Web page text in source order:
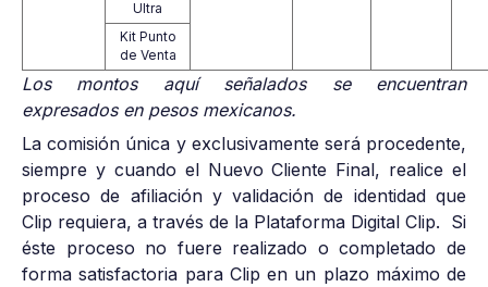
Ultra
Kit Punto
de Venta
Los montos aquí señalados se encuentran
expresados en pesos mexicanos.
La comisión única y exclusivamente será procedente,
siempre y cuando el Nuevo Cliente Final, realice el
proceso de afiliación y validación de identidad que
Clip requiera, a través de la Plataforma Digital Clip. Si
éste proceso no fuere realizado o completado de
forma satisfactoria para Clip en un plazo máximo de